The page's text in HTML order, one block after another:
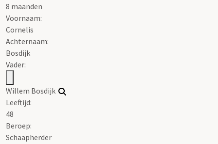
8 maanden
Voornaam:
Cornelis
Achternaam:
Bosdijk
Vader:
Willem Bosdijk
Leeftijd:
48
Beroep:
Schaapherder